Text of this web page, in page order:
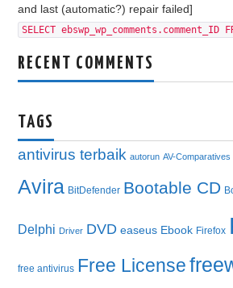
and last (automatic?) repair failed]
SELECT
RECENT COMMENTS
TAGS
antivirus terbaik autorun AV-Comparatives
Avira BitDefender Bootable CD
Delphi Driver DVD easeus Ebook Firefox
free antivirus Free License